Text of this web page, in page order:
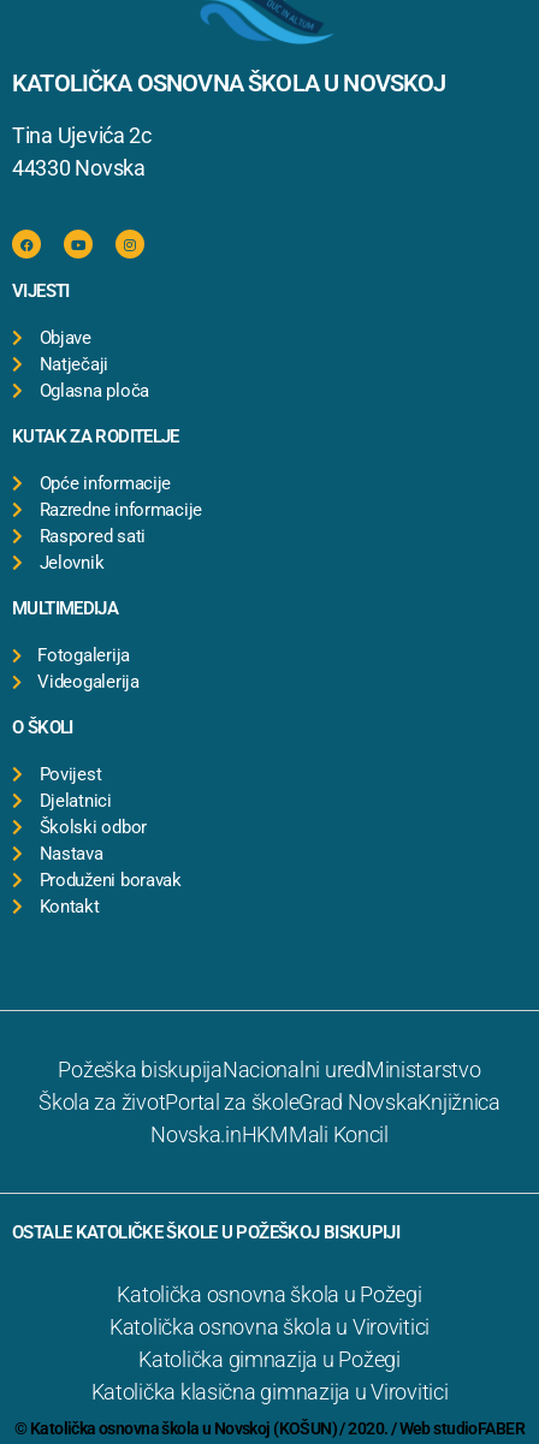
KATOLIČKA OSNOVNA ŠKOLA U NOVSKOJ
Tina Ujevića 2c
44330 Novska
VIJESTI
Objave
Natječaji
Oglasna ploča
KUTAK ZA RODITELJE
Opće informacije
Razredne informacije
Raspored sati
Jelovnik
MULTIMEDIJA
Fotogalerija
Videogalerija
O ŠKOLI
Povijest
Djelatnici
Školski odbor
Nastava
Produženi boravak
Kontakt
Požeška biskupijaNacionalni uredMinistarstvo
Škola za životPortal za školeGrad NovskaKnjižnica
Novska.inHKMMali Koncil
OSTALE KATOLIČKE ŠKOLE U POŽEŠKOJ BISKUPIJI
Katolička osnovna škola u Požegi
Katolička osnovna škola u Virovitici
Katolička gimnazija u Požegi
Katolička klasična gimnazija u Virovitici
© Katolička osnovna škola u Novskoj (KOŠUN) / 2020. / WebstudioFABER